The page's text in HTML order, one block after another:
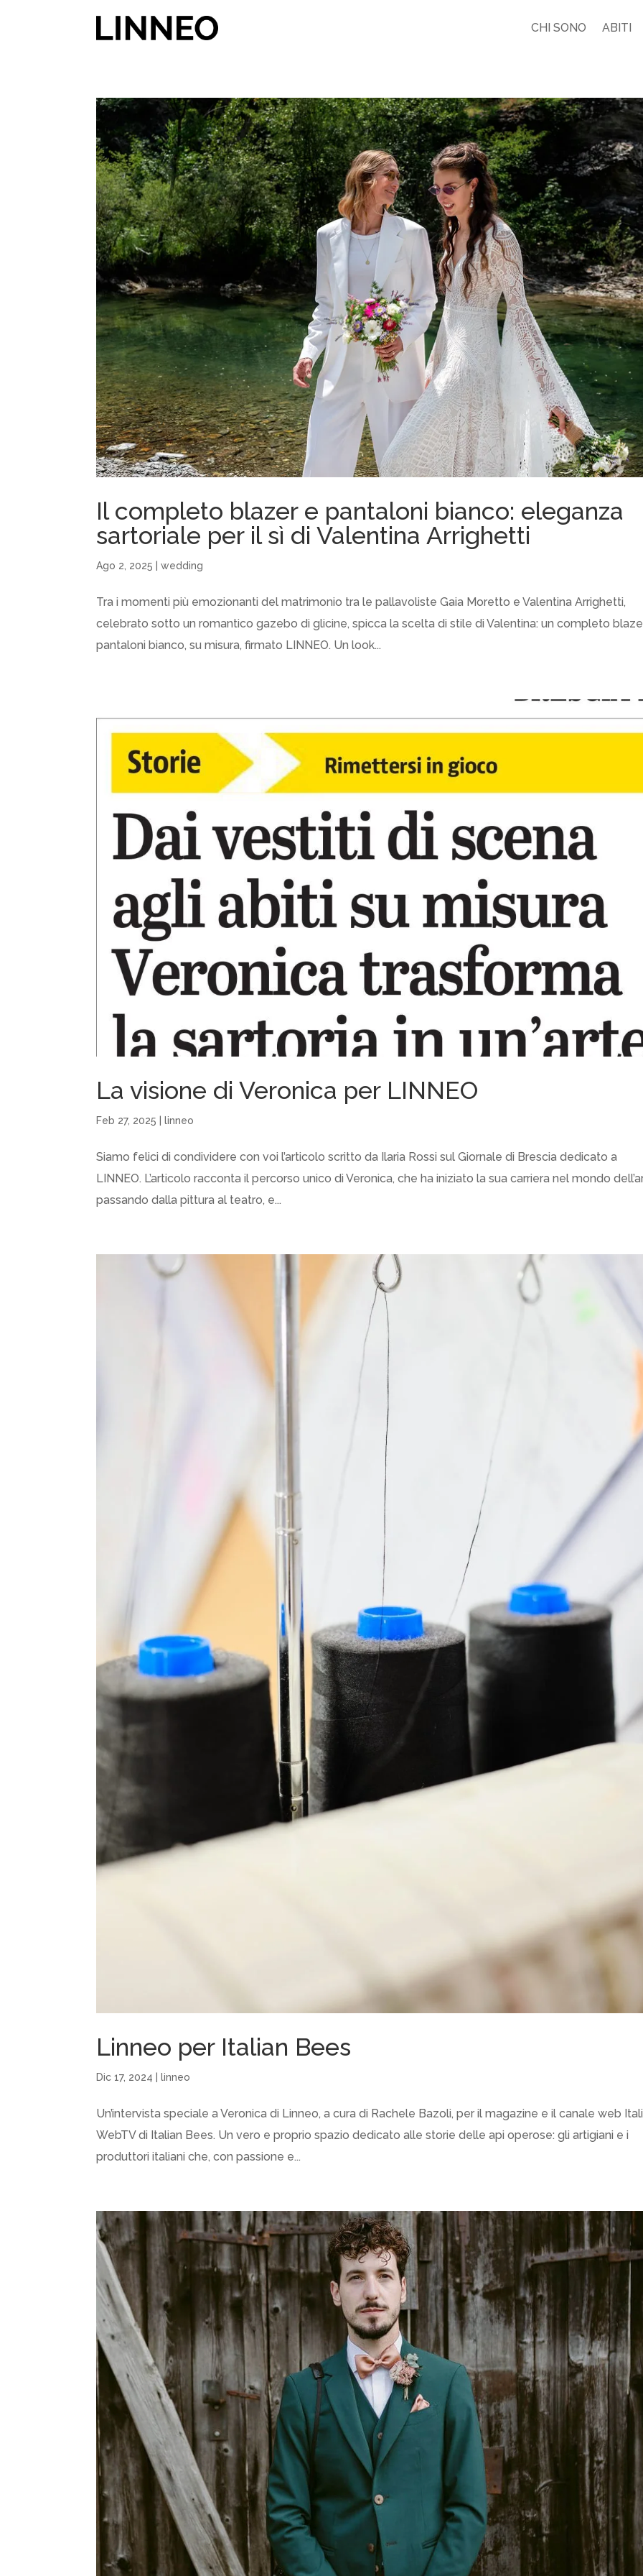
CHI SONO ABITI
Il completo blazer e pantaloni bianco: eleganza
sartoriale per il sì di Valentina Arrighetti
Ago 2, 2025 |wedding
Tra i momenti più emozionanti del matrimonio tra le pallavoliste Gaia Moretto e Valentina Arrighetti,
celebrato sotto un romantico gazebo di glicine, spicca la scelta di stile di Valentina: un completo
pantaloni bianco, su misura, firmato LINNEO. Un look...
La visione di Veronica per LINNEO
Feb 27, 2025 |linneo
Siamo felici di condividere con voi l’articolo scritto da Ilaria Rossi sul Giornale di Brescia dedicato a
LINNEO. L’articolo racconta il percorso unico di Veronica, che ha iniziato la sua carriera nel mondo
passando dalla pittura al teatro, e...
Linneo per Italian Bees
Dic 17, 2024 linneo
Un’intervista speciale a Veronica di Linneo, a cura di Rachele Bazoli, per il magazine e il canale web
WebTV di Italian Bees. Un vero e proprio spazio dedicato alle storie delle api operose: gli artigiani e i
produttori italiani che, con passione e...